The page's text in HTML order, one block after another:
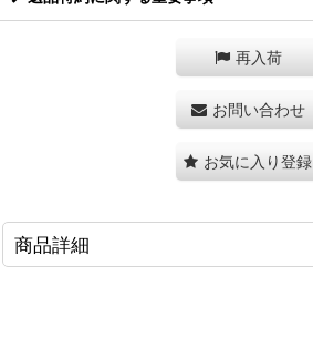
再入荷
お問い合わせ
お気に入り登録
商品詳細